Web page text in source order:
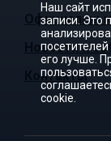
Новости и
Контакты
Наш сайт
записи. Это
его лучше.
cookie.